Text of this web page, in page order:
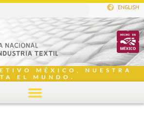
ENGLISH
MÉXICO, NUESTRA
EL MUNDO.